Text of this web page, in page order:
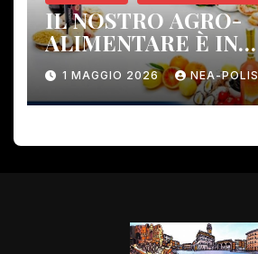
IL NOSTRO AGRO-
ALIMENTARE È IN
PERICOLO!
1 MAGGIO 2026 NEA-POLIS